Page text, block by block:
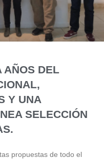
AÑOS DEL
Y UNA
SELECCIÓN
propuestas de todo el